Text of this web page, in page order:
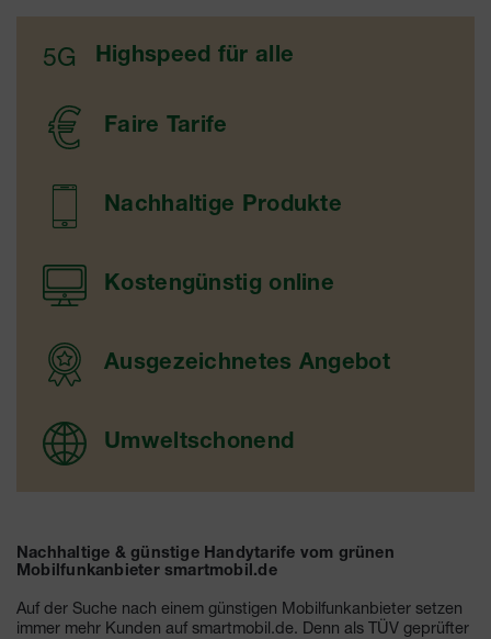
5G Highspeed für alle
Faire Tarife
Nachhaltige Produkte
Kostengünstig online
Ausgezeichnetes Angebot
Umweltschonend
Nachhaltige & günstige Handytarife vom grünen
Mobilfunkanbieter smartmobil.de
Auf der Suche nach einem günstigen Mobilfunkanbieter setzen
immer mehr Kunden auf smartmobil.de. Denn als TÜV geprüfter